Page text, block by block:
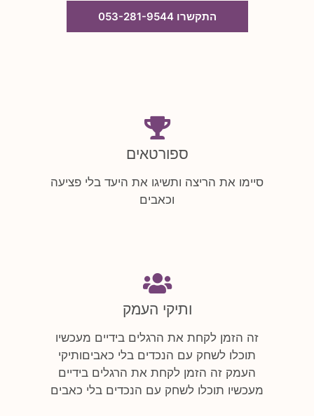
התקשרו 053-281-9544
ספורטאים
סיימו את הריצה ותשיגו את היעד בלי פציעה
וכאבים
ותיקי העמק
זה הזמן לקחת את הרגלים בידיים מעכשיו
תוכלו לשחק עם הנכדים בלי כאביםותיקי
העמק זה הזמן לקחת את הרגלים בידיים
מעכשיו תוכלו לשחק עם הנכדים בלי כאבים